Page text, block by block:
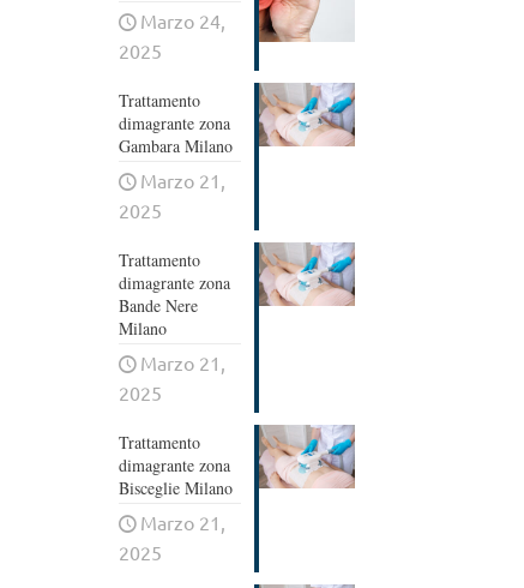
Marzo 24,
2025
Trattamento
dimagrante zona
Gambara Milano
Marzo 21,
2025
Trattamento
dimagrante zona
Bande Nere
Milano
Marzo 21,
2025
Trattamento
dimagrante zona
Bisceglie Milano
Marzo 21,
2025